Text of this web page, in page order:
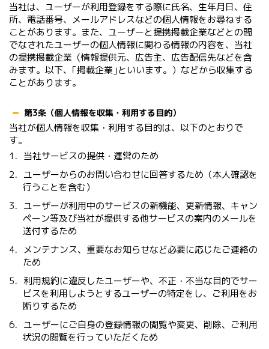
当社は、ユーザーが利用登録をする際に氏名、生年月日、住
所、電話番号、メールアドレスなどの個人情報をお尋ねする
ことがあります。また、ユーザーと提携掲載企業などとの間
でなされたユーザーの個人情報に関わる情報の内容を、当社
の提携掲載企業（情報提供元、広告主、広告配信先などを含
みます。以下、｢掲載企業｣といいます。）などから収集する
ことがあります。
第3条（個人情報を収集・利用する目的）
当社が個人情報を収集・利用する目的は、以下のとおりで
す。
1．当社サービスの提供・運営のため
2．ユーザーからのお問い合わせに回答するため（本人確認を
行うことを含む）
3．ユーザーが利用中のサービスの新機能、更新情報、キャン
ペーン等及び当社が提供する他サービスの案内のメールを
送付するため
4．メンテナンス、重要なお知らせなど必要に応じたご連絡の
ため
5．利用規約に違反したユーザーや、不正・不当な目的でサー
ビスを利用しようとするユーザーの特定をし、ご利用をお
断りするため
6．ユーザーにご自身の登録情報の閲覧や変更、削除、ご利用
状況の閲覧を行っていただくため